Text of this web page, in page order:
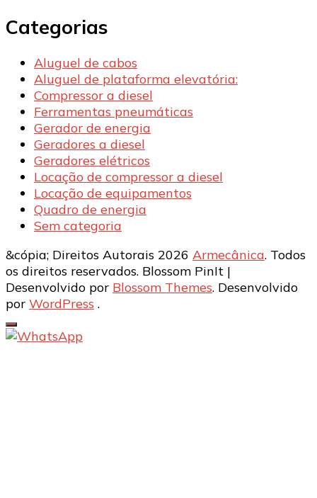
Categorias
Aluguel de cabos
Aluguel de plataforma elevatória:
Compressor a diesel
Ferramentas pneumáticas
Gerador de energia
Geradores a diesel
Geradores elétricos
Locação de compressor a diesel
Locação de equipamentos
Quadro de energia
Sem categoria
&cópia; Direitos Autorais 2026 Armecânica. Todos
os direitos reservados. Blossom PinIt |
Desenvolvido por Blossom Themes. Desenvolvido
por WordPress .